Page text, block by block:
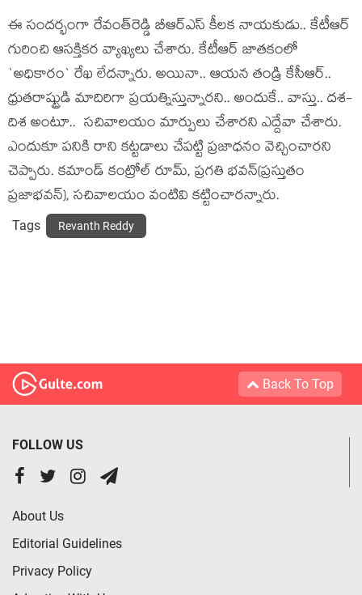
ఈ సంద‌ర్భంగా రేవంత్‌రెడ్డి బీఆర్ఎస్ కీల‌క నాయ‌కుడు.. కేటీఆర్
గురించి ఆస‌క్తికర వ్యాఖ్య‌లు చేశారు. కేటీఆర్ జాతకంలో
`అధికారం` రేఖ లేద‌న్నారు. అయినా.. ఆయ‌న తండ్రి కేసీఆర్‌..
ధ్రుత‌రాష్ట్రుడి మాదిరిగా ప్ర‌య‌త్నిస్తున్నార‌ని.. అందుకే.. వాస్తు.. ద‌శ‌-
దిశ అంటూ.. స‌చివాల‌యం మార్పులు చేశార‌ని ఎద్దేవా చేశారు.
ఎందుకూ ప‌నికి రాని క‌ట్టడాలు చేప‌ట్టి ప్ర‌జాధ‌నం వెచ్చించార‌ని
చెప్పారు. క‌మాండ్ కంట్రోల్ రూమ్‌, ప్ర‌గ‌తి భ‌వ‌న్‌(ప్ర‌స్తుతం
ప్ర‌జాభ‌వ‌న్‌), స‌చివాల‌యం వంటివి క‌ట్టించార‌న్నారు.
Tags Revanth Reddy
Back To Top
FOLLOW US
About Us
Editorial Guidelines
Privacy Policy